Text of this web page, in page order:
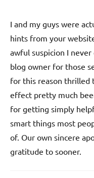
I and my guys were
hints from your
awful suspicion I
blog owner for those
for this reason thrilled
effect pretty much
for getting simply
smart things most
of. Our own sincere
gratitude to sooner.